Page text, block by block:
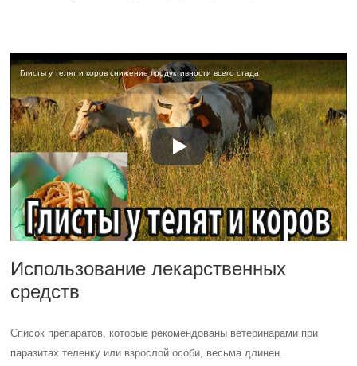
Глисты у телят и коров снижение продуктивности всего стада
Использование лекарственных
средств
Список препаратов, которые рекомендованы ветеринарами при
паразитах теленку или взрослой особи, весьма длинен.